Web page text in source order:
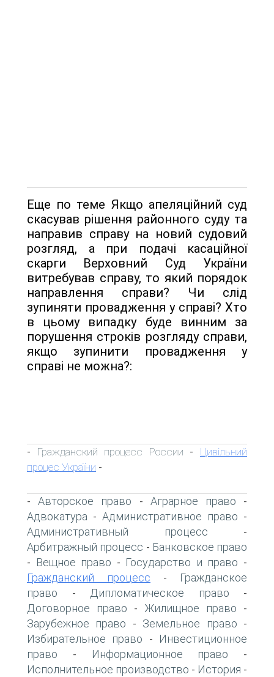
Еще по теме Якщо апеляційний суд
скасував рішення районного суду та
направив справу на новий судовий
розгляд, а при подачі касаційної
скарги Верховний Суд України
витребував справу, то який порядок
направлення справи? Чи слід
зупиняти провадження у справі? Хто
в цьому випадку буде винним за
порушення строків розгляду справи,
якщо зупинити провадження у
справі не можна?:
- Гражданский процесс России - Цивільний
процес України -
-Авторское право - Аграрное право -
Адвокатура - Административное право -
Административный процесс -
Арбитражный процесс - Банковское право
- Вещное право - Государство и право -
Гражданский процесс -
Гражданское
право - Дипломатическое право -
Договорное право - Жилищное право -
Зарубежное право - Земельное право -
Избирательное право -
Инвестиционное
право - Информационное право -
Исполнительное производство - История -